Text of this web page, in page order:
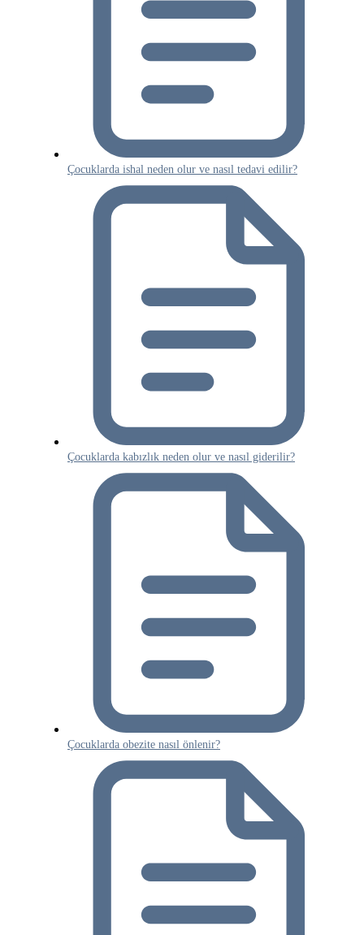
Çocuklarda ishal neden olur ve nasıl tedavi edilir?
Çocuklarda kabızlık neden olur ve nasıl giderilir?
Çocuklarda obezite nasıl önlenir?